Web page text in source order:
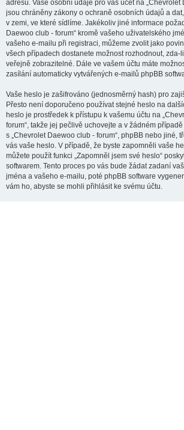
adresu. Vaše osobní údaje pro váš účet na „Chevrolet
jsou chráněny zákony o ochraně osobních údajů a
v zemi, ve které sídlíme. Jakékoliv jiné informace
Daewoo club - forum“ kromě vašeho uživatelského
vašeho e-mailu při registraci, můžeme zvolit jako
všech případech dostanete možnost rozhodnout, zda-
veřejně zobrazitelné. Dále ve vašem účtu máte
zasílání automaticky vytvářených e-mailů phpBB
Vaše heslo je zašifrováno (jednosměrný hash) pro
Přesto není doporučeno používat stejné heslo na
heslo je prostředek k přístupu k vašemu účtu na
forum“, takže jej pečlivě uchovejte a v žádném
s „Chevrolet Daewoo club - forum“, phpBB nebo jiné,
vás vaše heslo. V případě, že byste zapomněli vaše
můžete použít funkci „Zapomněl jsem své heslo“
softwarem. Tento proces po vás bude žádat zadaní
jména a vašeho e-mailu, poté phpBB software
vám ho, abyste se mohli přihlásit ke svému účtu.